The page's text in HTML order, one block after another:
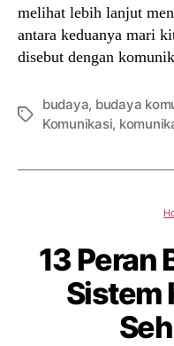
melihat lebih lanjut
antara keduanya mari
disebut dengan
Tags
budaya, budaya
Komunikasi,
13 Peran
Sistem